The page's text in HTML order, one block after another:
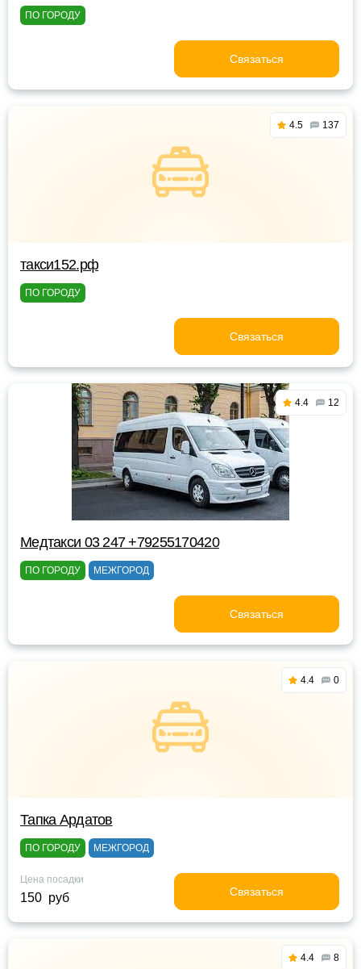
ПО ГОРОДУ
Связаться
4.5 137
такси152.рф
ПО ГОРОДУ
Связаться
4.4 12
Медтакси 03 247 +79255170420
ПО ГОРОДУ МЕЖГОРОД
Связаться
4.4 0
Тапка Ардатов
ПО ГОРОДУ МЕЖГОРОД
Цена посадки
150 руб Связаться
4.4 8